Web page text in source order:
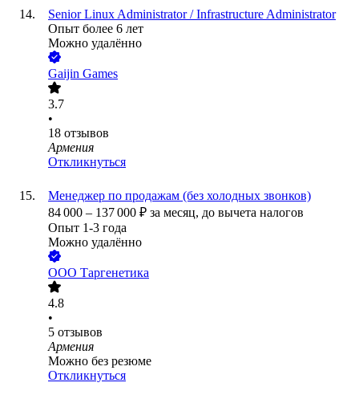
Senior Linux Administrator / Infrastructure Administrator
Опыт более 6 лет
Можно удалённо
Gaijin Games
3.7
•
18 отзывов
Армения
Откликнуться
Менеджер по продажам (без холодных звонков)
84 000 – 137 000 ₽ за месяц, до вычета налогов
Опыт 1-3 года
Можно удалённо
ООО Таргенетика
4.8
•
5 отзывов
Армения
Можно без резюме
Откликнуться